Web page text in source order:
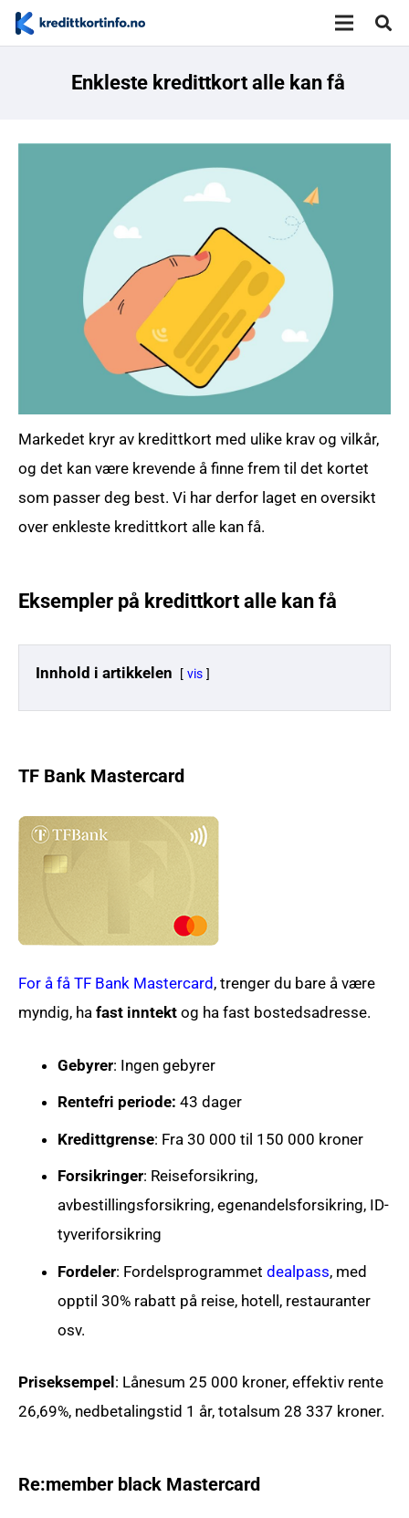
Enkleste kredittkort alle kan få
Markedet kryr av kredittkort med ulike krav og vilkår,
og det kan være krevende å finne frem til det kortet
som passer deg best. Vi har derfor laget en oversikt
over enkleste kredittkort alle kan få.
Eksempler på kredittkort alle kan få
Innhold i artikkelen vis
TF Bank Mastercard
For å få TF Bank Mastercard , trenger du bare å være
myndig, hafast inntekt og ha fast bostedsadresse.
Gebyrer: Ingen gebyrer
Rentefri periode: 43 dager
Kredittgrense: Fra 30 000 til 150 000 kroner
Forsikringer: Reiseforsikring,
avbestillingsforsikring, egenandelsforsikring, ID-
tyveriforsikring
Fordeler: Fordelsprogrammet dealpass, med
opptil 30% rabatt på reise, hotell, restauranter
osv.
Priseksempel : Lånesum 25 000 kroner, effektiv rente
26,69%, nedbetalingstid 1 år, totalsum 28 337 kroner.
Re:member black Mastercard